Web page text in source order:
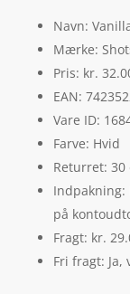
Navn:
Mærke:
Pris: kr.
EAN:
Vare ID:
Farve: Hvid
Returret: 30
Indpakning:
på
Fragt: kr.
Fri fragt: Ja,